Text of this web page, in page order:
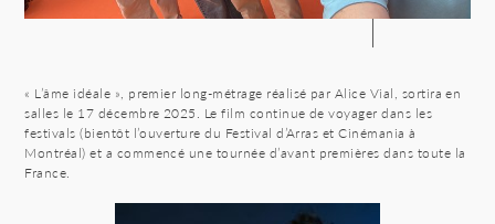
« L’âme idéale », premier long-métrage réalisé par Alice Vial, sortira en
salles le 17 décembre 2025. Le film continue de voyager dans les
festivals (bientôt l’ouverture du Festival d’Arras et Cinémania à
Montréal) et a commencé une tournée d’avant premières dans toute la
France.